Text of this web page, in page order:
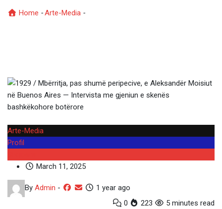
Home -Arte-Media -
Arte-Media
Profil
March 11, 2025
By Admin -
1 year ago
0
223
5 minutes read